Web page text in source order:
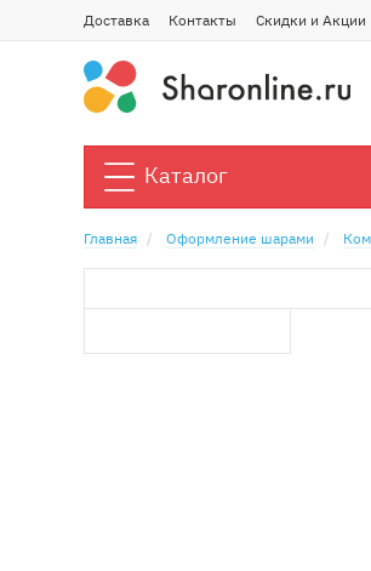
Доставка Контакты Скидки и Акции
Каталог
Главная Оформление шарами